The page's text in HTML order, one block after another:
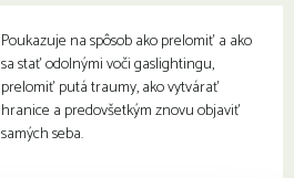
Poukazuje na spôsob ako prelomiť a ako
sa stať odolnými voči gaslightingu,
prelomiť putá traumy, ako vytvárať
hranice a predovšetkým znovu objaviť
samých seba.